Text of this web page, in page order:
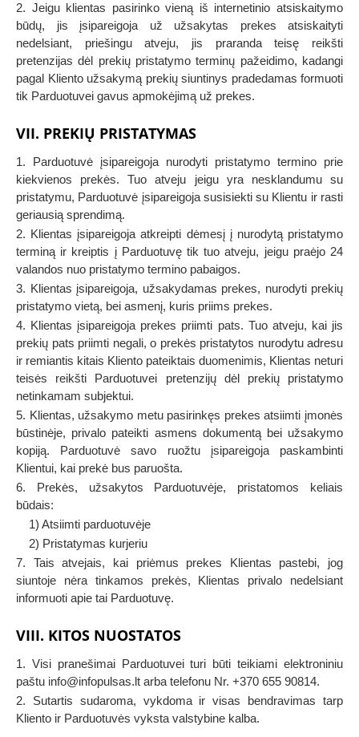
2. Jeigu klientas pasirinko vieną iš internetinio atsiskaitymo
būdų, jis įsipareigoja už užsakytas prekes atsiskaityti
nedelsiant, priešingu atveju, jis praranda teisę reikšti
pretenzijas dėl prekių pristatymo terminų pažeidimo, kadangi
pagal Kliento užsakymą prekių siuntinys pradedamas formuoti
tik Parduotuvei gavus apmokėjimą už prekes.
VII. PREKIŲ PRISTATYMAS
1. Parduotuvė įsipareigoja nurodyti pristatymo termino prie
kiekvienos prekės. Tuo atveju jeigu yra nesklandumu su
pristatymu, Parduotuvė įsipareigoja susisiekti su Klientu ir rasti
geriausią sprendimą.
2. Klientas įsipareigoja atkreipti dėmesį į nurodytą pristatymo
terminą ir kreiptis į Parduotuvę tik tuo atveju, jeigu praėjo 24
valandos nuo pristatymo termino pabaigos.
3. Klientas įsipareigoja, užsakydamas prekes, nurodyti prekių
pristatymo vietą, bei asmenį, kuris priims prekes.
4. Klientas įsipareigoja prekes priimti pats. Tuo atveju, kai jis
prekių pats priimti negali, o prekės pristatytos nurodytu adresu
ir remiantis kitais Kliento pateiktais duomenimis, Klientas neturi
teisės reikšti Parduotuvei pretenzijų dėl prekių pristatymo
netinkamam subjektui.
5. Klientas, užsakymo metu pasirinkęs prekes atsiimti įmonės
būstinėje, privalo pateikti asmens dokumentą bei užsakymo
kopiją. Parduotuvė savo ruožtu įsipareigoja paskambinti
Klientui, kai prekė bus paruošta.
6. Prekės, užsakytos Parduotuvėje, pristatomos keliais
būdais:
1) Atsiimti parduotuvėje
2) Pristatymas kurjeriu
7. Tais atvejais, kai priėmus prekes Klientas pastebi, jog
siuntoje nėra tinkamos prekės, Klientas privalo nedelsiant
informuoti apie tai Parduotuvę.
VIII. KITOS NUOSTATOS
1. Visi pranešimai Parduotuvei turi būti teikiami elektroniniu
paštu info@infopulsas.lt arba telefonu Nr. +370 655 90814.
2. Sutartis sudaroma, vykdoma ir visas bendravimas tarp
Kliento ir Parduotuvės vyksta valstybine kalba.